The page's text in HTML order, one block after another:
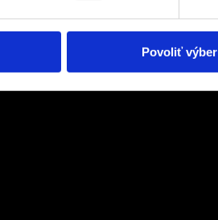
Povoliť výber